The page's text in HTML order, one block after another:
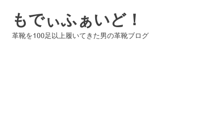
もでぃふぁいど！
革靴を100足以上履いてきた男の革靴ブログ